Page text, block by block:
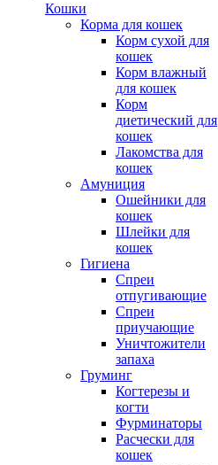
Кошки
Корма для кошек
Корм сухой для
кошек
Корм влажный
для кошек
Корм
диетический для
кошек
Лакомства для
кошек
Амуниция
Ошейники для
кошек
Шлейки для
кошек
Гигиена
Спреи
отпугивающие
Спреи
приучающие
Уничтожители
запаха
Груминг
Когтерезы и
когти
Фурминаторы
Расчески для
кошек